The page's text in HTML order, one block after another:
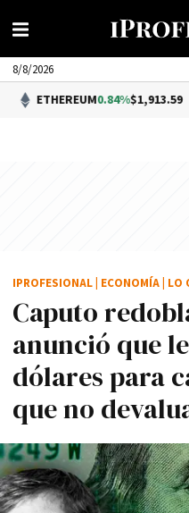
8/8/2026
0.84%$1,913.59
Caputo
anunció que
dólares para
que no
IPROFESIONAL ECONOMÍA LO